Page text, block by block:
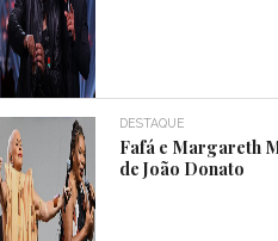
DESTAQUE
Fafá e Margareth
de João Donato